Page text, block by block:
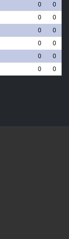
0
0
0
0
0
0
0
0
0
0
0 0